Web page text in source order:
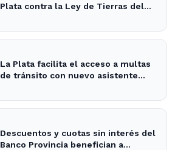
Plata contra la Ley de Tierras del
La Plata facilita el acceso a multas
de tránsito con nuevo asistente
Descuentos y cuotas sin interés del
Banco Provincia benefician a